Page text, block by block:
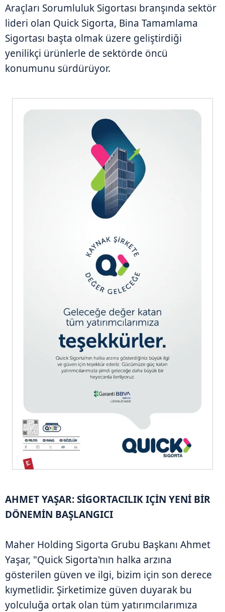
Araçları Sorumluluk Sigortası branşında sektör
lideri olan Quick Sigorta, Bina Tamamlama
Sigortası başta olmak üzere geliştirdiği
yenilikçi ürünlerle de sektörde öncü
konumunu sürdürüyor.
AHMET YAŞAR: SİGORTACILIK IÇİN YENİ BİR
DÖNEMİN BAŞLANGICI
Maher Holding Sigorta Grubu Başkanı Ahmet
Yaşar, "Quick Sigorta'nın halka arzına
gösterilen güven ve ilgi, bizim için son derece
kıymetlidir. Şirketimize güven duyarak bu
yolculuğa ortak olan tüm yatırımcılarımıza